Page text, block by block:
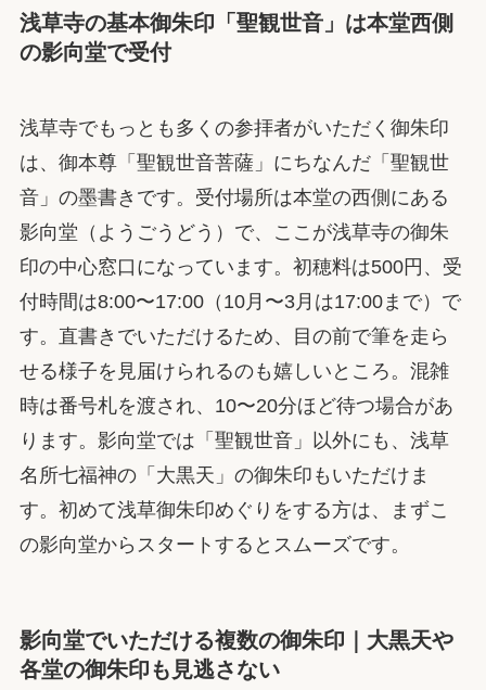
浅草寺の基本御朱印「聖観世音」は本堂西側
の影向堂で受付
浅草寺でもっとも多くの参拝者がいただく御朱印
は、御本尊「聖観世音菩薩」にちなんだ「聖観世
音」の墨書きです。受付場所は本堂の西側にある
影向堂（ようごうどう）で、ここが浅草寺の御朱
印の中心窓口になっています。初穂料は500円、受
付時間は8:00〜17:00（10月〜3月は17:00まで）で
す。直書きでいただけるため、目の前で筆を走ら
せる様子を見届けられるのも嬉しいところ。混雑
時は番号札を渡され、10〜20分ほど待つ場合があ
ります。影向堂では「聖観世音」以外にも、浅草
名所七福神の「大黒天」の御朱印もいただけま
す。初めて浅草御朱印めぐりをする方は、まずこ
の影向堂からスタートするとスムーズです。
影向堂でいただける複数の御朱印｜大黒天や
各堂の御朱印も見逃さない